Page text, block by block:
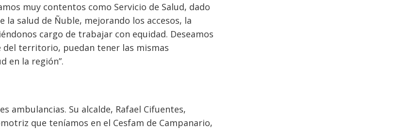
muy contentos como Servicio de Salud, dado
la salud de Ñuble, mejorando los accesos, la
cargo de trabajar con equidad. Deseamos
territorio, puedan tener las mismas
en la región”.
ambulancias. Su alcalde, Rafael Cifuentes,
que teníamos en el Cesfam de Campanario,